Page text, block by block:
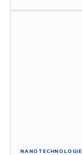
NANOTECHNOLOGIE